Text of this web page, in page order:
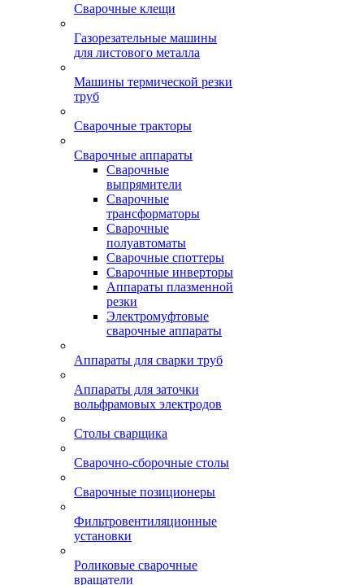
Сварочные клещи
Газорезательные машины
для листового металла
Машины термической резки
труб
Сварочные тракторы
Сварочные аппараты
Сварочные
выпрямители
Сварочные
трансформаторы
Сварочные
полуавтоматы
Сварочные споттеры
Сварочные инверторы
Аппараты плазменной
резки
Электромуфтовые
сварочные аппараты
Аппараты для сварки труб
Аппараты для заточки
вольфрамовых электродов
Столы сварщика
Сварочно-сборочные столы
Сварочные позиционеры
Фильтровентиляционные
установки
Роликовые сварочные
вращатели